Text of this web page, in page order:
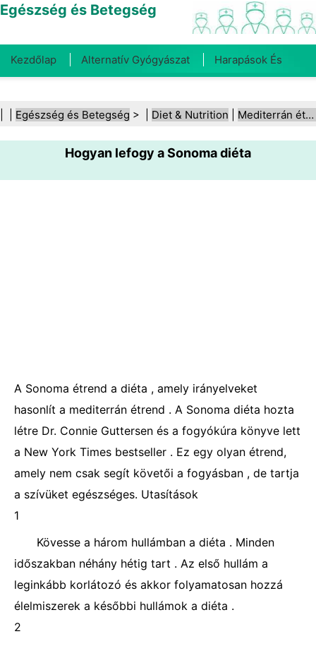
Egészség és Betegség
Kezdőlap Alternatív Gyógyászat Harapások És
Fogegészség Diéta És Táplálkozás Családi
Egészségügyi Ágazat Mentális Egészség
Közegészségügy És Biztonság Sebészet És
Egészség és Betegség > | Diet & Nutrition Mediterrán étrend
Hogyan lefogy a Sonoma diéta
A Sonoma étrend a diéta , amely irányelveket
hasonlít a mediterrán étrend . A Sonoma diéta hozta
létre Dr. Connie Guttersen és a fogyókúra könyve lett
a New York Times bestseller . Ez egy olyan étrend,
amely nem csak segít követői a fogyásban , de tartja
a szívüket egészséges. Utasítások
1
Kövesse a három hullámban a diéta . Minden
időszakban néhány hétig tart . Az első hullám a
leginkább korlátozó és akkor folyamatosan hozzá
élelmiszerek a későbbi hullámok a diéta .
2